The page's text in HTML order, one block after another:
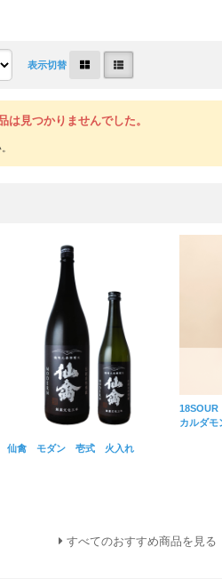
表示切替
は見つかりませんでした。
仙禽 モダン 壱式 火入れ
カルダモ
すべてのおすすめ商品を見る